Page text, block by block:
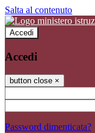
Salta al contenuto
Accedi
Accedi
button close ×
Password dimenticata?